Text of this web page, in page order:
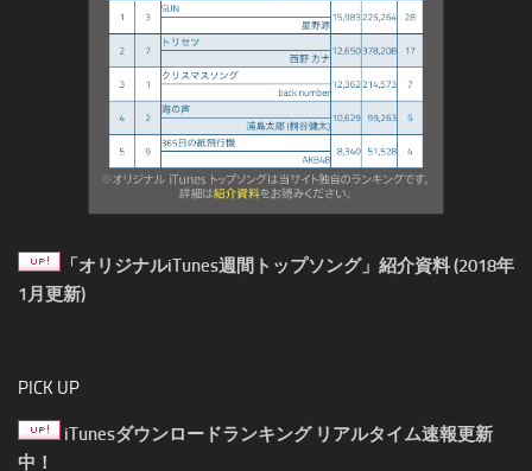
「オリジナルiTunes週間トップソング」紹介資料 (2018年
1月更新)
PICK UP
iTunesダウンロードランキング リアルタイム速報更新
中！